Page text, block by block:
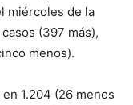
miércoles de la
(397 más),
menos).
1.204 (26 menos